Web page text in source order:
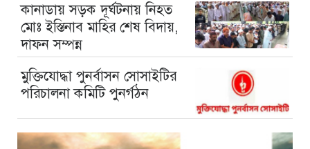
কানাডায় সড়ক দূর্ঘটনায় নিহত
মোঃ ইস্তিনাব মাহির শেষ বিদায়,
দাফন সম্পন্ন
মুক্তিযোদ্ধা পুনর্বাসন সোসাইটির
পরিচালনা কমিটি পুনর্গঠন